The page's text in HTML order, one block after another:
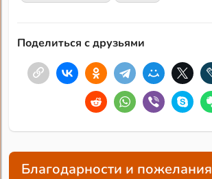
Поделиться с друзьями
Благодарности и пожелания